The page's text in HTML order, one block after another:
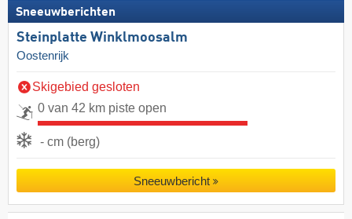
Sneeuwberichten
Steinplatte Winklmoosalm
Oostenrijk
Skigebied gesloten
0 van 42 km piste open
- cm (berg)
Sneeuwbericht